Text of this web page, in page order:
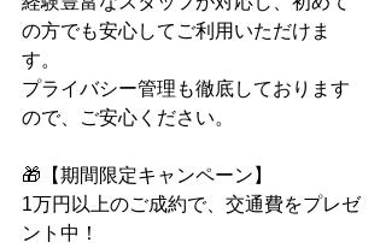
の方でも安心してご利用いただけま
す。
プライバシー管理も徹底しております
ので、ご安心ください。
🎁【期間限定キャンペーン】
1万円以上のご成約で、交通費をプレゼ
ント中！